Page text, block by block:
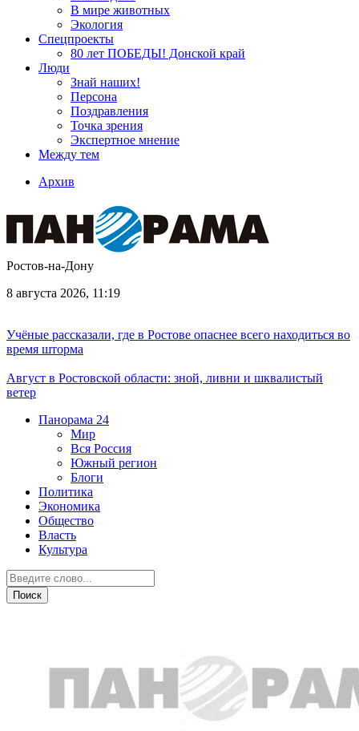
В мире животных
Экология
Спецпроекты
80 лет ПОБЕДЫ! Донской край
Люди
Знай наших!
Персона
Поздравления
Точка зрения
Экспертное мнение
Между тем
Архив
Ростов-на-Дону
8 августа 2026, 11:19
Учёные рассказали, где в Ростове опаснее всего находиться во
время шторма
Август в Ростовской области: зной, ливни и шквалистый
ветер
Панорама 24
Мир
Вся Россия
Южный регион
Блоги
Политика
Экономика
Общество
Власть
Культура